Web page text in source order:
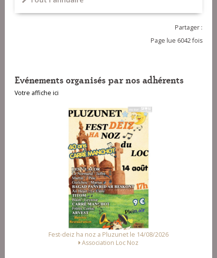
Partager :
Page lue 6042 fois
Evénements organisés par nos adhérents
Votre affiche ici
Pluzunet le 14/08/2026
Fest Noz a Arzal le 15/08/
Alliance des Associations